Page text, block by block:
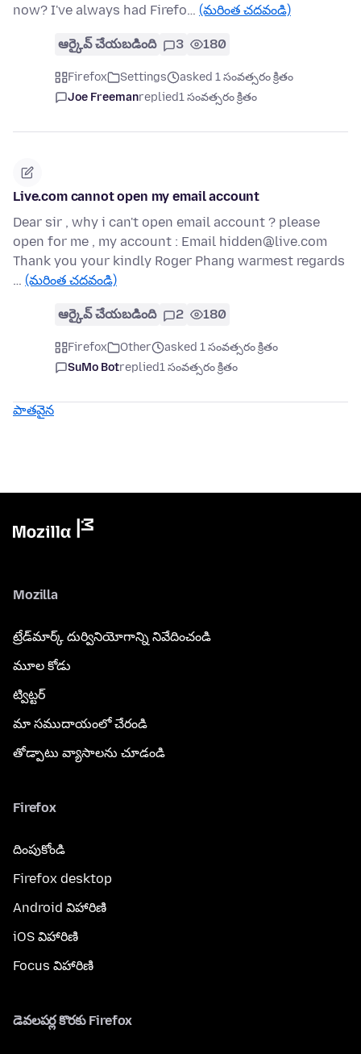
now? I've always had Firefo… (మరింత చదవండి)
ఆర్కైవ్ చేయబడింది 3 180
Firefox Settings
asked 1 సంవత్సరం క్రితం
Joe Freemanreplied1 సంవత్సరం క్రితం
Live.com cannot open my email account
Dear sir , why i can't open email account ? please
open for me , my account : Email hidden@live.com
Thank you your kindly Roger Phang warmest regards
… (మరింత చదవండి)
ఆర్కైవ్ చేయబడింది 2 180
Firefox Other
asked 1 సంవత్సరం క్రితం
SuMo Botreplied1 సంవత్సరం క్రితం
పాతవైన
Mozilla
ట్రేడ్‌మార్క్ దుర్వినియోగాన్ని నివేదించండి
మూల కోడు
ట్విట్టర్
మా సముదాయంలో చేరండి
తోడ్పాటు వ్యాసాలను చూడండి
Firefox
దింపుకోండి
Firefox desktop
Android విహారిణి
iOS విహారిణి
Focus విహారిణి
డెవలపర్ల కొరకు Firefox